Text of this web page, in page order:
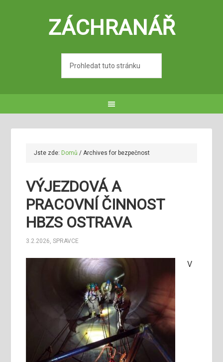
ZÁCHRANÁŘ
Jste zde: Domů / Archives for bezpečnost
VÝJEZDOVÁ A
PRACOVNÍ ČINNOST
HBZS OSTRAVA
3.2.2026,SPRAVCE
V